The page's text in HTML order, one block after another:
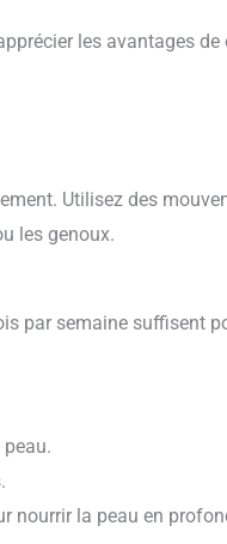
les avantages
Utilisez des
les genoux.
par semaine suffisent
nourrir la peau en